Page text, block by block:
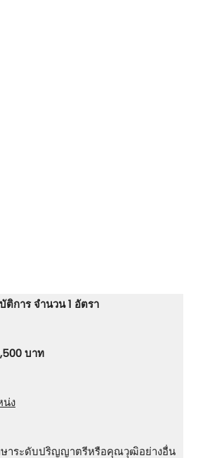
การ จำนวน 1 อัตรา
บาท
ง
าระดับปริญญาตรีหรือคุณวุฒิอย่างอื่น